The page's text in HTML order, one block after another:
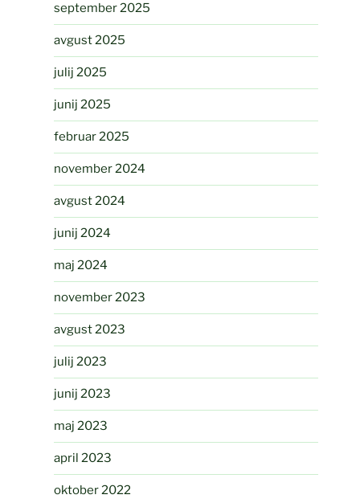
september 2025
avgust 2025
julij 2025
junij 2025
februar 2025
november 2024
avgust 2024
junij 2024
maj 2024
november 2023
avgust 2023
julij 2023
junij 2023
maj 2023
april 2023
oktober 2022